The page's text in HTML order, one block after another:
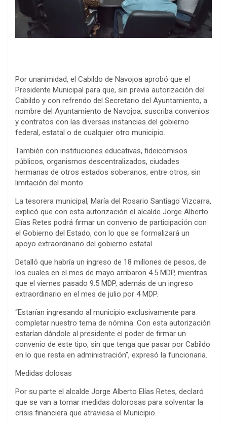
Por unanimidad, el Cabildo de Navojoa aprobó que el
Presidente Municipal para que, sin previa autorización del
Cabildo y con refrendo del Secretario del Ayuntamiento, a
nombre del Ayuntamiento de Navojoa, suscriba convenios
y contratos con las diversas instancias del gobierno
federal, estatal o de cualquier otro municipio.
También con instituciones educativas, fideicomisos
públicos, organismos descentralizados, ciudades
hermanas de otros estados soberanos, entre otros, sin
limitación del monto.
La tesorera municipal, María del Rosario Santiago Vizcarra,
explicó que con esta autorización el alcalde Jorge Alberto
Elías Retes podrá firmar un convenio de participación con
el Gobierno del Estado, con lo que se formalizará un
apoyo extraordinario del gobierno estatal.
Detalló que habría un ingreso de 18 millones de pesos, de
los cuales en el mes de mayo arribaron 4.5 MDP, mientras
que el viernes pasado 9.5 MDP, además de un ingreso
extraordinario en el mes de julio por 4 MDP.
“Estarían ingresando al municipio exclusivamente para
completar nuestro tema de nómina. Con esta autorización
estarían dándole al presidente el poder de firmar un
convenio de este tipo, sin que tenga que pasar por Cabildo
en lo que resta en administración”, expresó la funcionaria.
Medidas dolosas
Por su parte el alcalde Jorge Alberto Elías Retes, declaró
que se van a tomar medidas dolorosas para solventar la
crisis financiera que atraviesa el Municipio.